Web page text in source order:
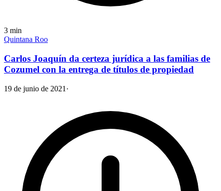
3 min
Quintana Roo
Carlos Joaquín da certeza jurídica a las familias de
Cozumel con la entrega de títulos de propiedad
19 de junio de 2021 ·